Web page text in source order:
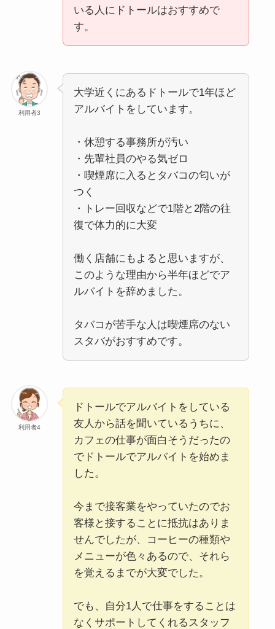
いる人にドトールはおすすめで
す。
利用者3
大学近くにあるドトールで1年ほど
アルバイトをしています。
・休憩する事務所が汚い
・先輩社員のやる気ゼロ
・喫煙席に入るとタバコの匂いが
つく
・トレー回収などで1階と2階の往
復で体力的に大変
働く店舗にもよると思いますが、
このような理由から半年ほどでア
ルバイトを辞めました。
タバコが苦手な人は喫煙席のない
スタバがおすすめです。
利用者4
ドトールでアルバイトをしている
友人から話を聞いているうちに、
カフェの仕事が面白そうだったの
でドトールでアルバイトを始めま
した。
今まで接客業をやっていたのでお
客様と接することに抵抗はありま
せんでしたが、コーヒーの種類や
メニューが色々あるので、それら
を覚えるまでが大変でした。
でも、自分1人で仕事をすることは
なくサポートしてくれるスタッフ